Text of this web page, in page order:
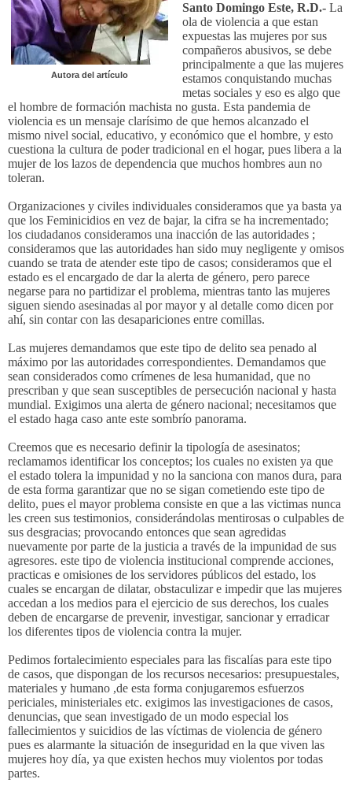
Autora del artículo
Santo Domingo Este, R.D.- La
ola de violencia a que estan
expuestas las mujeres por sus
compañeros abusivos, se debe
principalmente a que las mujeres
estamos conquistando muchas
metas sociales y eso es algo que
el hombre de formación machista no gusta. Esta pandemia de
violencia es un mensaje clarísimo de que hemos alcanzado el
mismo nivel social, educativo, y económico que el hombre, y esto
cuestiona la cultura de poder tradicional en el hogar, pues libera a la
mujer de los lazos de dependencia que muchos hombres aun no
toleran.
Organizaciones y civiles individuales consideramos que ya basta ya
que los Feminicidios en vez de bajar, la cifra se ha incrementado;
los ciudadanos consideramos una inacción de las autoridades ;
consideramos que las autoridades han sido muy negligente y omisos
cuando se trata de atender este tipo de casos; consideramos que el
estado es el encargado de dar la alerta de género, pero parece
negarse para no partidizar el problema, mientras tanto las mujeres
siguen siendo asesinadas al por mayor y al detalle como dicen por
ahí, sin contar con las desapariciones entre comillas.
Las mujeres demandamos que este tipo de delito sea penado al
máximo por las autoridades correspondientes. Demandamos que
sean considerados como crímenes de lesa humanidad, que no
prescriban y que sean susceptibles de persecución nacional y hasta
mundial. Exigimos una alerta de género nacional; necesitamos que
el estado haga caso ante este sombrío panorama.
Creemos que es necesario definir la tipología de asesinatos;
reclamamos identificar los conceptos; los cuales no existen ya que
el estado tolera la impunidad y no la sanciona con manos dura, para
de esta forma garantizar que no se sigan cometiendo este tipo de
delito, pues el mayor problema consiste en que a las victimas nunca
les creen sus testimonios, considerándolas mentirosas o culpables de
sus desgracias; provocando entonces que sean agredidas
nuevamente por parte de la justicia a través de la impunidad de sus
agresores. este tipo de violencia institucional comprende acciones,
practicas e omisiones de los servidores públicos del estado, los
cuales se encargan de dilatar, obstaculizar e impedir que las mujeres
accedan a los medios para el ejercicio de sus derechos, los cuales
deben de encargarse de prevenir, investigar, sancionar y erradicar
los diferentes tipos de violencia contra la mujer.
Pedimos fortalecimiento especiales para las fiscalías para este tipo
de casos, que dispongan de los recursos necesarios: presupuestales,
materiales y humano ,de esta forma conjugaremos esfuerzos
periciales, ministeriales etc. exigimos las investigaciones de casos,
denuncias, que sean investigado de un modo especial los
fallecimientos y suicidios de las víctimas de violencia de género
pues es alarmante la situación de inseguridad en la que viven las
mujeres hoy día, ya que existen hechos muy violentos por todas
partes.